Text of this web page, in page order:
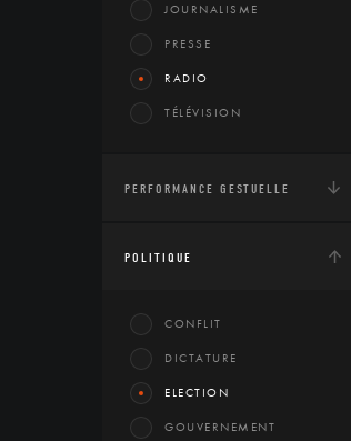
JOURNALISME
PRESSE
RADIO
TÉLÉVISION
PERFORMANCE GESTUELLE
POLITIQUE
CONFLIT
DICTATURE
ELECTION
GOUVERNEMENT